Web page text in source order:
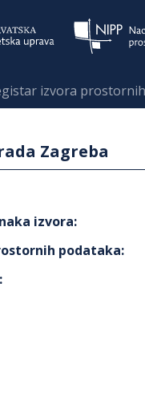
izvora
Zagreba
izvora:
podataka:
: